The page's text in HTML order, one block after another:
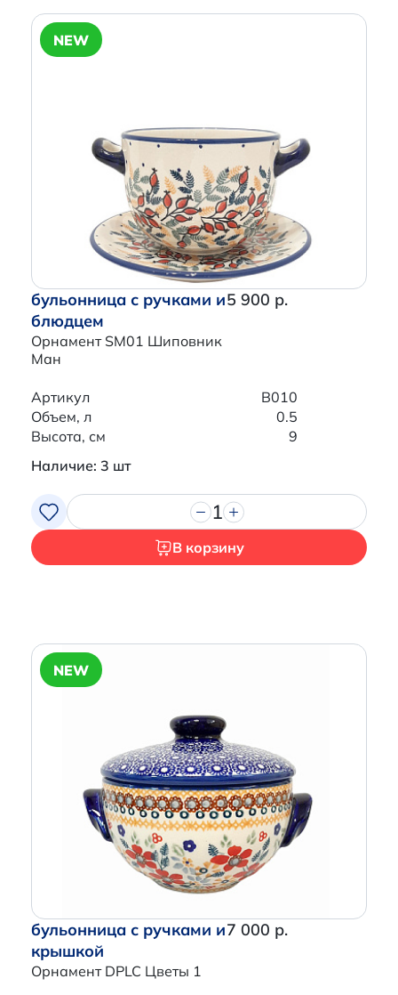
Перейти в корзину
NEW
бульонница с ручками и
блюдцем
Орнамент SM01 Шиповник
Ман
5 900 р.
Артикул
B010
Объем, л
0.5
Высота, см
9
Наличие: 3 шт
1
В корзину
NEW
бульонница с ручками и
крышкой
Орнамент DPLC Цветы 1
7 000 р.